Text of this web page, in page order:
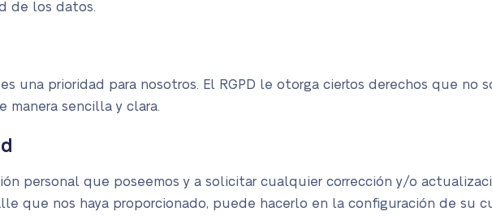
de los datos.
una prioridad para nosotros. El RGPD le otorga ciertos derechos que no
manera sencilla y clara.
personal que poseemos y a solicitar cualquier corrección y/o
que nos haya proporcionado, puede hacerlo en la configuración de su